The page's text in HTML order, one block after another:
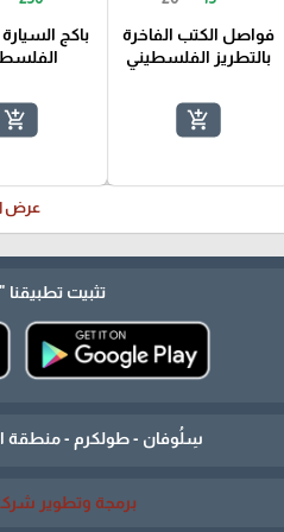
فواصل الكتب الفاخرة
بالتطريز الفلسطيني
add_shopping_cart
باكج السيارة
add_shopping_cart
عرض
تثبيت تطبيقنا
سِلُوفان - طولكرم - منطقة
برمجة وتطوير